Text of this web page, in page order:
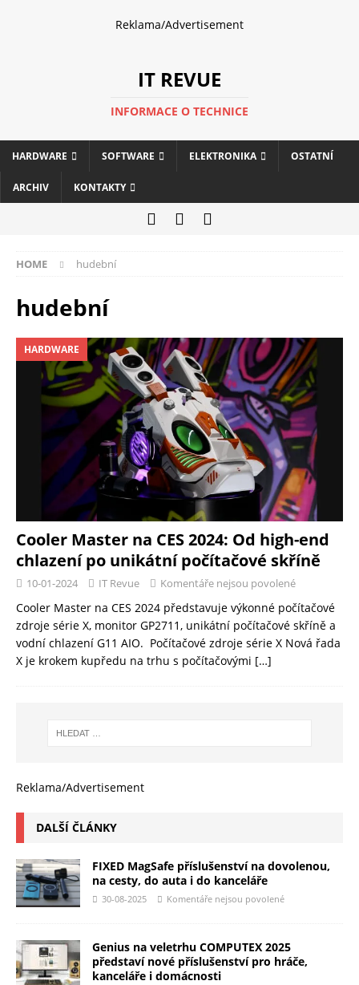
Reklama/Advertisement
IT REVUE
INFORMACE O TECHNICE
HARDWARE SOFTWARE ELEKTRONIKA OSTATNÍ
ARCHIV KONTAKTY
HOME hudební
hudební
HARDWARE
Cooler Master na CES 2024: Od high-end
chlazení po unikátní počítačové skříně
10-01-2024 IT Revue Komentáře nejsou povolené
Cooler Master na CES 2024 představuje výkonné počítačové
zdroje série X, monitor GP2711, unikátní počítačové skříně a
vodní chlazení G11 AIO. Počítačové zdroje série X Nová řada
X je krokem kupředu na trhu s počítačovými […]
Reklama/Advertisement
DALŠÍ ČLÁNKY
FIXED MagSafe příslušenství na dovolenou,
na cesty, do auta i do kanceláře
30-08-2025 Komentáře nejsou povolené
Genius na veletrhu COMPUTEX 2025
představí nové příslušenství pro hráče,
kanceláře i domácnosti